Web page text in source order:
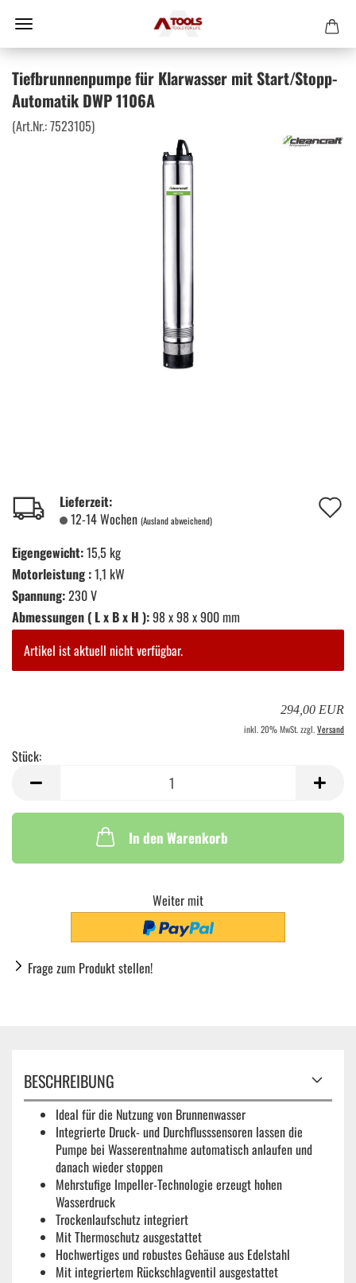
Tiefbrunnenpumpe für Klarwasser mit Start/Stopp-
Automatik DWP 1106A
(Art.Nr.:7523105)
Lieferzeit:
12-14 Wochen (Ausland abweichend)
Eigengewicht:15,5 kg
Motorleistung :1,1 kW
Spannung:230 V
Abmessungen ( L x B x H ):98 x 98 x 900 mm
Artikel ist aktuell nicht verfügbar.
294,00 EUR
inkl. 20% MwSt. zzgl.Versand
Stück:
In den Warenkorb
Weiter mit
Frage zum Produkt stellen!
BESCHREIBUNG
Ideal für die Nutzung von Brunnenwasser
Integrierte Druck- und Durchflusssensoren lassen die
Pumpe bei Wasserentnahme automatisch anlaufen und
danach wieder stoppen
Mehrstufige Impeller-Technologie erzeugt hohen
Wasserdruck
Trockenlaufschutz integriert
Mit Thermoschutz ausgestattet
Hochwertiges und robustes Gehäuse aus Edelstahl
Mit integriertem Rückschlagventil ausgestattet